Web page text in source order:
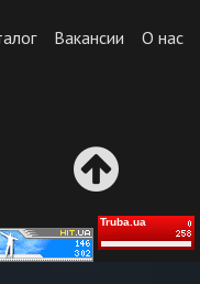
Вакансии О нас
Truba.ua